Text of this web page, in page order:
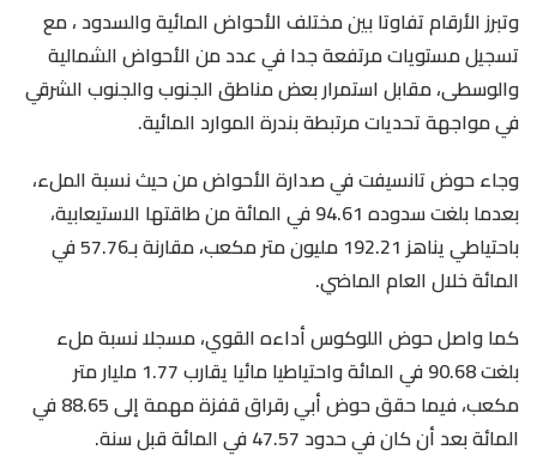
وتبرز الأرقام تفاوتا بين مختلف الأحواض المائية والسدود ، مع
تسجيل مستويات مرتفعة جدا في عدد من الأحواض الشمالية
والوسطى، مقابل استمرار بعض مناطق الجنوب والجنوب الشرقي
في مواجهة تحديات مرتبطة بندرة الموارد المائية.
وجاء حوض تانسيفت في صدارة الأحواض من حيث نسبة الملء،
بعدما بلغت سدوده 94.61 في المائة من طاقتها الاستيعابية،
باحتياطي يناهز 192.21 مليون متر مكعب، مقارنة بـ57.76 في
المائة خلال العام الماضي.
كما واصل حوض اللوكوس أداءه القوي، مسجلا نسبة ملء
بلغت 90.68 في المائة واحتياطيا مائيا يقارب 1.77 مليار متر
مكعب، فيما حقق حوض أبي رقراق قفزة مهمة إلى 88.65 في
المائة بعد أن كان في حدود 47.57 في المائة قبل سنة.